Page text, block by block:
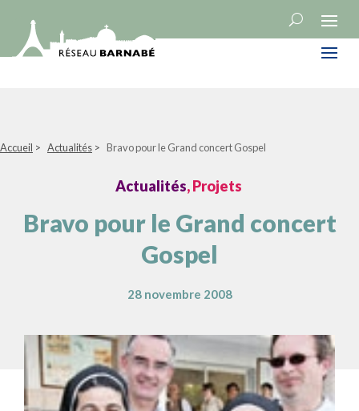
Accueil > Actualités > Bravo pour le Grand concert Gospel
Actualités, Projets
Bravo pour le Grand concert
Gospel
28 novembre 2008